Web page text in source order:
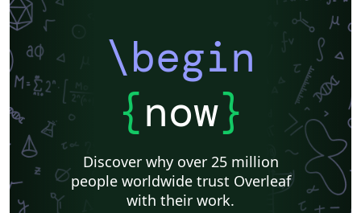
\begin
{now}
Discover why over 25 million
people worldwide trust Overleaf
with their work.